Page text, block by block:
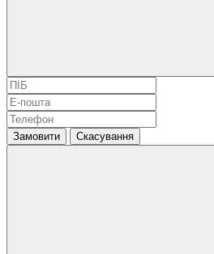
Замовити Скасування